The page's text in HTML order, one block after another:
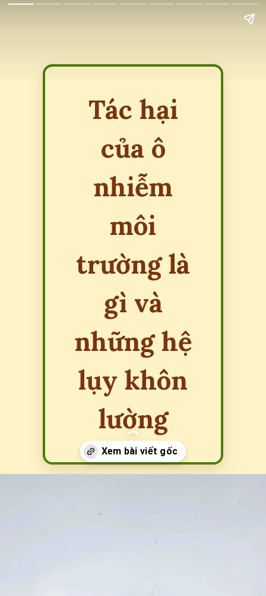
Tác hại
của ô
nhiễm
môi
trường là
gì và
những hệ
lụy khôn
lường